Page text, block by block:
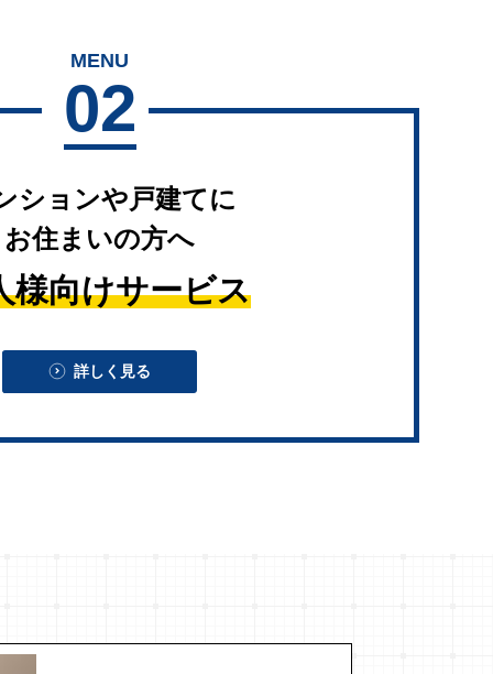
MENU
02
ションや戸建てに
お住まいの方へ
様向けサービス
詳しく見る